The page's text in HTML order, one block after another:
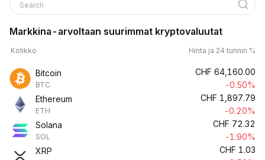
Search
Markkina-arvoltaan suurimmat kryptovaluutat
Kolikko Hinta ja 24 tunnin %
Bitcoin
BTC
CHF 64,160.00
-0.50%
Ethereum
ETH
CHF 1,897.79
-0.20%
Solana
SOL
CHF 72.32
-1.90%
XRP
CHF 1.03